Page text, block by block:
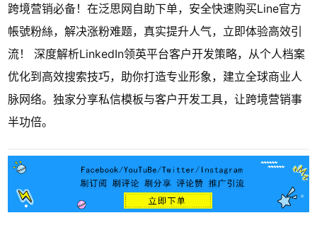
跨境营销必备！在泛思网自助下单，安全快速购买Line官方
帳號粉絲，解决涨粉难题，真实提升人气，立即体验高效引
流！ 深度解析LinkedIn领英平台客户开发策略，从个人档案
优化到高效搜索技巧，助你打造专业形象，建立全球商业人
脉网络。独家分享私信模板与客户开发工具，让跨境营销事
半功倍。